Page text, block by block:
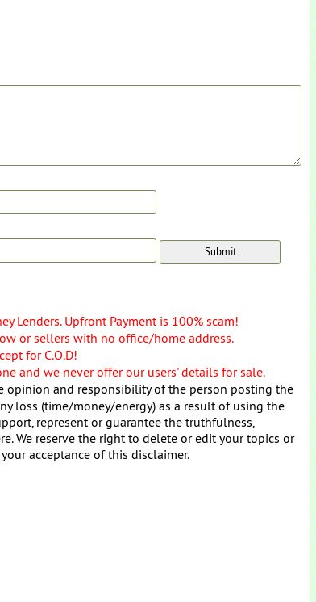
Lenders. Upfront Payment is 100% scam!
or sellers with no office/home address.
for C.O.D!
and we never offer our users' details for sale.
opinion and responsibility of the person posting the
loss (time/money/energy) as a result of using the
represent or guarantee the truthfulness,
We reserve the right to delete or edit your topics or
acceptance of this disclaimer.